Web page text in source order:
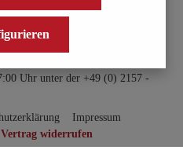
Uhr unter der +49 (0) 2157 -
Impressum
Vertrag widerrufen